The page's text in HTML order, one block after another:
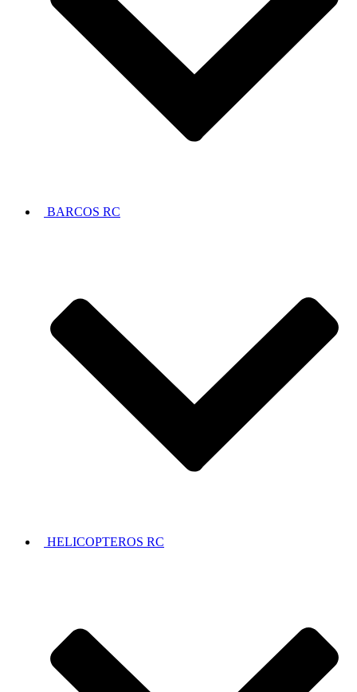
BARCOS RC
HELICOPTEROS RC